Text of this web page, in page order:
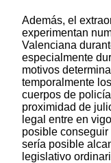
Además, el
experimentan
Valenciana
especialmente
motivos
temporalmente
cuerpos de
proximidad de
legal entre en
posible
sería posible
legislativo